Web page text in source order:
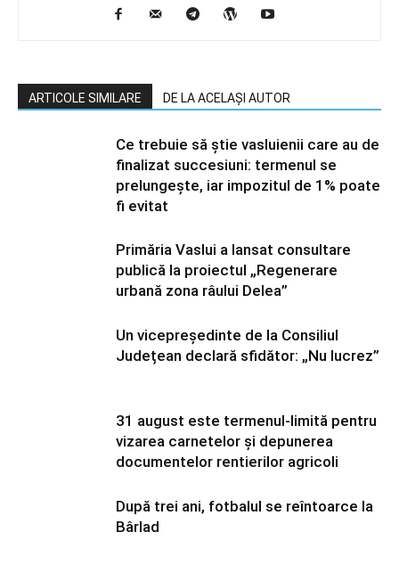
ARTICOLE SIMILARE DE LA ACELAȘI AUTOR
Ce trebuie să știe vasluienii care au de
finalizat succesiuni: termenul se
prelungește, iar impozitul de 1% poate
fi evitat
Primăria Vaslui a lansat consultare
publică la proiectul „Regenerare
urbană zona râului Delea”
Un vicepreședinte de la Consiliul
Județean declară sfidător: „Nu lucrez”
31 august este termenul-limită pentru
vizarea carnetelor și depunerea
documentelor rentierilor agricoli
După trei ani, fotbalul se reîntoarce la
Bârlad